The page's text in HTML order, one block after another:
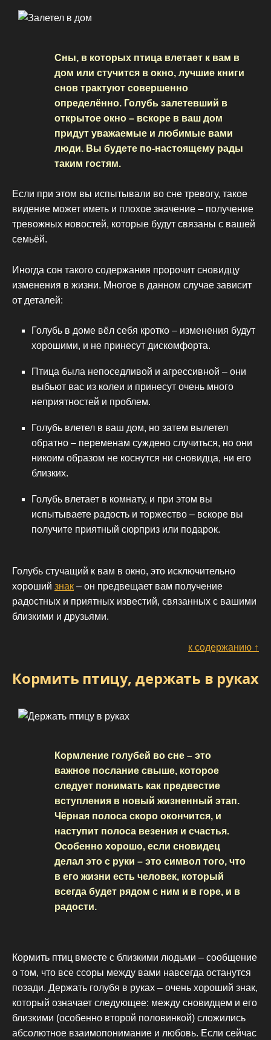
Сны, в которых птица влетает к вам в
дом или стучится в окно, лучшие книги
снов трактуют совершенно
определённо. Голубь залетевший в
открытое окно – вскоре в ваш дом
придут уважаемые и любимые вами
люди. Вы будете по-настоящему рады
таким гостям.
Если при этом вы испытывали во сне тревогу, такое
видение может иметь и плохое значение – получение
тревожных новостей, которые будут связаны с вашей
семьёй.
Иногда сон такого содержания пророчит сновидцу
изменения в жизни. Многое в данном случае зависит
от деталей:
Голубь в доме вёл себя кротко – изменения будут
хорошими, и не принесут дискомфорта.
Птица была непоседливой и агрессивной – они
выбьют вас из колеи и принесут очень много
неприятностей и проблем.
Голубь влетел в ваш дом, но затем вылетел
обратно – переменам суждено случиться, но они
никоим образом не коснутся ни сновидца, ни его
близких.
Голубь влетает в комнату, и при этом вы
испытываете радость и торжество – вскоре вы
получите приятный сюрприз или подарок.
Голубь стучащий к вам в окно, это исключительно
хороший знак – он предвещает вам получение
радостных и приятных известий, связанных с вашими
близкими и друзьями.
к содержанию ↑
Кормить птицу, держать в руках
Кормление голубей во сне – это
важное послание свыше, которое
следует понимать как предвестие
вступления в новый жизненный этап.
Чёрная полоса скоро окончится, и
наступит полоса везения и счастья.
Особенно хорошо, если сновидец
делал это с руки – это символ того, что
в его жизни есть человек, который
всегда будет рядом с ним и в горе, и в
радости.
Кормить птиц вместе с близкими людьми – сообщение
о том, что все ссоры между вами навсегда останутся
позади. Держать голубя в руках – очень хороший знак,
который означает следующее: между сновидцем и его
близкими (особенно второй половинкой) сложились
абсолютное взаимопонимание и любовь. Если сейчас